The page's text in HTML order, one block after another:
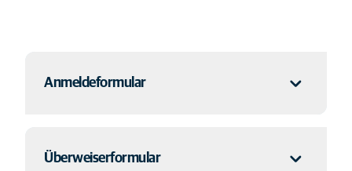
Anmeldeformular
Mehr lesen
Überweiserformular